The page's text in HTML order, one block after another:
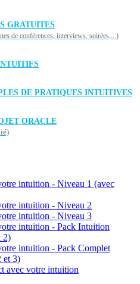
GRATUITES
de conférences, interviews, soirées,...)
DE PRATIQUES INTUITIVES
ORACLE
intuition - Niveau 1 (avec
intuition - Niveau 2
intuition - Niveau 3
intuition - Pack Intuition
2)
intuition - Pack Complet
et 3)
avec votre intuition